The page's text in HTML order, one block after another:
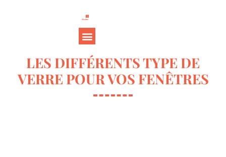
LES DIFFÉRENTS TYPE DE
VERRE POUR VOS FENÊTRES